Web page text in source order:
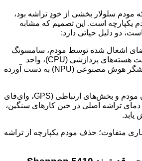
مودم سلولار بخشی از خودِ تراشه بود،
فاقد مودم یکپارچه است. این تصمیم که مشابه
دو دلیل حیاتی دارد:
اشغال شده توسط مودم، سامسونگ
فضای بیشتری برای تقویت هسته‌های پردازشی (CPU)، واحد
گرافیکی (GPU) و پردازشگر هوش مصنوعی (NPU) به دست آورده
کنترل حرارت: جدا کردن مودم و بخش‌های ارتباطی (GPS، وای‌فای
تراشه اصلی در حین کارهای سنگین،